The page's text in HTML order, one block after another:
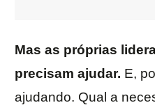
Mas as próprias
precisam ajudar. E,
ajudando. Qual a